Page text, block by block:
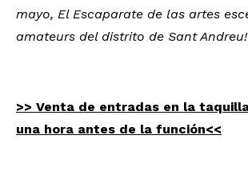
mayo, El Escaparate de las artes
amateurs del distrito de Sant Andreu!
>> Venta de entradas en la
una hora antes de la función<<